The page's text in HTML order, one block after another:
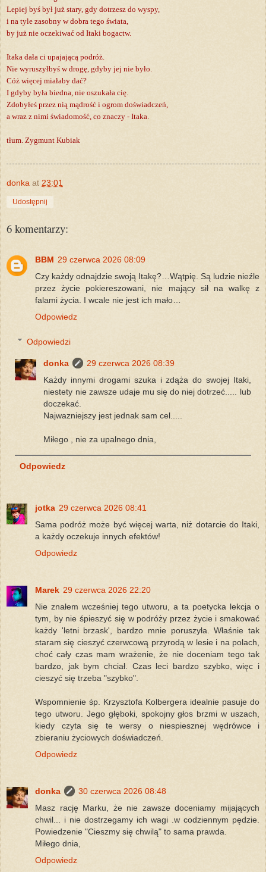
Lepiej byś był już stary, gdy dotrzesz do wyspy,
i na tyle zasobny w dobra tego świata,
by już nie oczekiwać od Itaki bogactw.
Itaka dała ci upajającą podróż.
Nie wyruszyłbyś w drogę, gdyby jej nie było.
Cóż więcej miałaby dać?
I gdyby była biedna, nie oszukała cię.
Zdobyłeś przez nią mądrość i ogrom doświadczeń,
a wraz z nimi świadomość, co znaczy - Itaka.
tłum. Zygmunt Kubiak
donka at 23:01
Udostępnij
6 komentarzy:
BBM 29 czerwca 2026 08:09
Czy każdy odnajdzie swoją Itakę?…Wątpię. Są ludzie nieźle
przez życie pokiereszowani, nie mający sił na walkę z
falami życia. I wcale nie jest ich mało…
Odpowiedz
Odpowiedzi
donka
29 czerwca 2026 08:39
Każdy innymi drogami szuka i zdąża do swojej Itaki,
niestety nie zawsze udaje mu się do niej dotrzeć..... lub
doczekać.
Najwazniejszy jest jednak sam cel.....
Miłego , nie za upalnego dnia,
Odpowiedz
jotka 29 czerwca 2026 08:41
Sama podróż może być więcej warta, niż dotarcie do Itaki,
a każdy oczekuje innych efektów!
Odpowiedz
Marek 29 czerwca 2026 22:20
Nie znałem wcześniej tego utworu, a ta poetycka lekcja o
tym, by nie śpieszyć się w podróży przez życie i smakować
każdy 'letni brzask', bardzo mnie poruszyła. Właśnie tak
staram się cieszyć czerwcową przyrodą w lesie i na polach,
choć cały czas mam wrażenie, że nie doceniam tego tak
bardzo, jak bym chciał. Czas leci bardzo szybko, więc i
cieszyć się trzeba "szybko".
Wspomnienie śp. Krzysztofa Kolbergera idealnie pasuje do
tego utworu. Jego głęboki, spokojny głos brzmi w uszach,
kiedy czyta się te wersy o niespiesznej wędrówce i
zbieraniu życiowych doświadczeń.
Odpowiedz
donka
30 czerwca 2026 08:48
Masz rację Marku, że nie zawsze doceniamy mijających
chwil... i nie dostrzegamy ich wagi .w codziennym pędzie.
Powiedzenie "Cieszmy się chwilą" to sama prawda.
Miłego dnia,
Odpowiedz